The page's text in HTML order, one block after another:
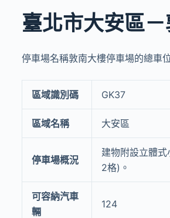
臺北市大安區
停車場名稱敦南大樓停車場的總
區域識別碼 GK37
區域名稱 大安區
停車場概況
建物附設立體
2格)。
可容納汽車
輛
124